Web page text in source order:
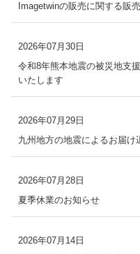
Imagetwinの販売に関する販
2026年07月30日
令和8年熊本地震の被災地支
いたします
2026年07月29日
九州地方の地震によるお届け
2026年07月28日
夏季休業のお知らせ
2026年07月14日